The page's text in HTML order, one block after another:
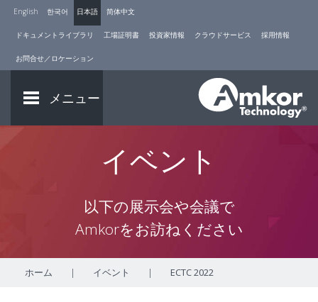
English 한국어 日本語 简体中文
ドキュメントライブラリ 工場証明書 投資家情報 クラウドサービス 採用情報
お問合せ／ロケーション
メニュー
イベント
以下の展示会や会議で
Amkorをお訪ねください
ホーム | イベント | ECTC 2022